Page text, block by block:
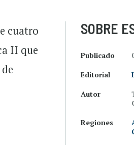
cuatro
II que
SOBRE
Publicado
Editorial
Autor
Regiones